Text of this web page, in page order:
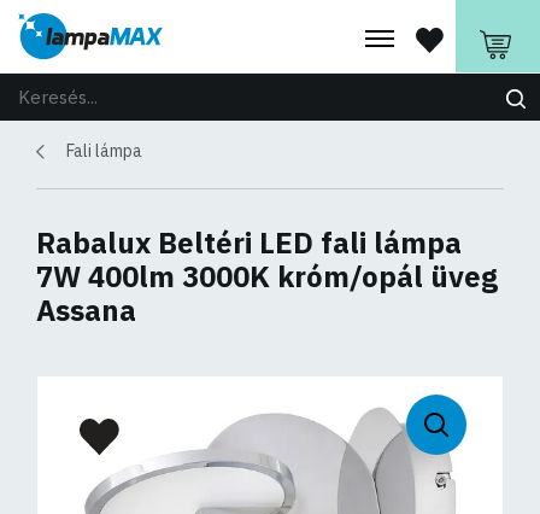
Fali lámpa
Rabalux Beltéri LED fali lámpa
7W 400lm 3000K króm/opál üveg
Assana